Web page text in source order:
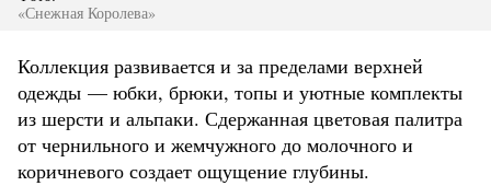
«Снежная Королева»
Коллекция развивается и за пределами верхней
одежды — юбки, брюки, топы и уютные комплекты
из шерсти и альпаки. Сдержанная цветовая палитра
от чернильного и жемчужного до молочного и
коричневого создает ощущение глубины.